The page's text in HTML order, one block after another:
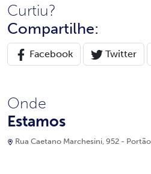
Curtiu?
Compartilhe:
Facebook Twitter
Onde
Estamos
Rua Caetano Marchesini, 952 -